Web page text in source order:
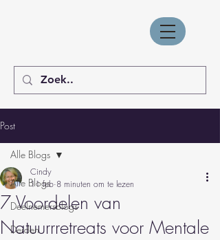
Post
Alle Blogs
Deelnemersblogs
Derden
Alle Blogs
7 Voordelen van
Natuurrretreats voor Mentale
Cindy
11 feb 8 minuten om te lezen